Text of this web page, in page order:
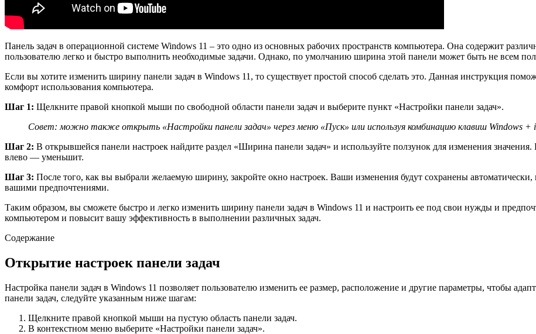
Панель задач в операционной системе Windows 11 – это одно из основных рабочих пространств компьютера. Она содержит
пользователю легко и быстро выполнить необходимые задачи. Однако, по умолчанию ширина этой панели может быть не всем
Если вы хотите изменить ширину панели задач в Windows 11, то существует простой способ сделать это. Данная инструкция
комфорт использования компьютера.
Шаг 1: Щелкните правой кнопкой мыши по свободной области панели задач и выберите пункт «Настройки панели задач».
Совет: можно также открыть «Настройки панели задач» через меню «Пуск» или используя комбинацию клавиш Windows +
Шаг 2: В открывшейся панели настроек найдите раздел «Ширина панели задач» и используйте ползунок для изменения
влево — уменьшит.
Шаг 3: После того, как вы выбрали желаемую ширину, закройте окно настроек. Ваши изменения будут сохранены
вашими предпочтениями.
Таким образом, вы сможете быстро и легко изменить ширину панели задач в Windows 11 и настроить ее под свои нужды и
компьютером и повысит вашу эффективность в выполнении различных задач.
Содержание
Открытие настроек панели задач
Настройка панели задач в Windows 11 позволяет пользователю изменить ее размер, расположение и другие параметры, чтобы
панели задач, следуйте указанным ниже шагам:
Щелкните правой кнопкой мыши на пустую область панели задач.
В контекстном меню выберите «Настройки панели задач».